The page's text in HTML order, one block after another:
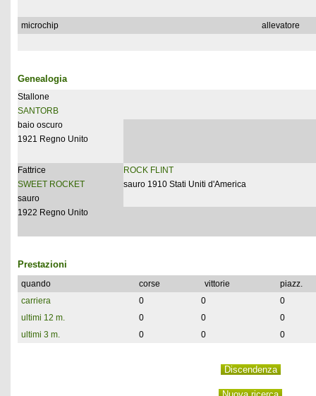
microchip allevatore
Genealogia
Stallone
SANTORB
baio oscuro
1921 Regno Unito
Fattrice
SWEET ROCKET
sauro
1922 Regno Unito
ROCK FLINT
sauro 1910 Stati Uniti d'America
Prestazioni
quando corse vittorie
piazz.
carriera
0 0
0
ultimi 12 m.
0 0
0
ultimi 3 m.
0 0 0